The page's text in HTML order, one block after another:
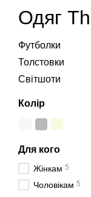
Одяг
Футболки
Толстовки
Світшоти
Колір
Для кого
Жінкам 5
Чоловікам 5